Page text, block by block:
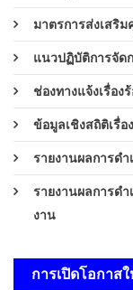
มาตรการส่งเสริ
แนวปฏิบัติการจัด
ช่องทางแจ้งเรื่อ
ข้อมูลเชิงสถิติเรื่
รายงานผลการด
รายงานผลการด
งาน
การเปิดโอกาส